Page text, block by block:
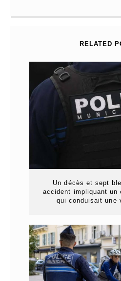
RELATED
Un décès et sept
accident impliquant un
qui conduisait une